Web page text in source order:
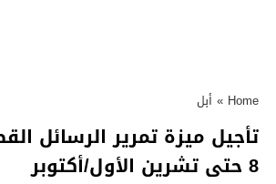
Home
» أبل
8 حتى تشرين الأول/أكتوبر